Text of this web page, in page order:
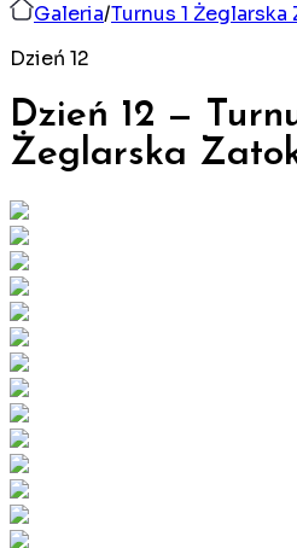
Galeria/Turnus 1
Dzień 12
Dzień 12 —
Żeglarska